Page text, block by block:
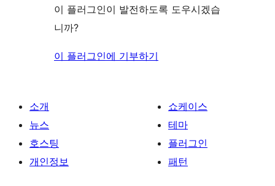
이 플러그인이 발전하도록 도우시겠습
니까?
이 플러그인에 기부하기
소개
뉴스
호스팅
개인정보
쇼케이스
테마
플러그인
패턴